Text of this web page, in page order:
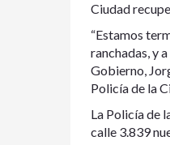
Ciudad
“Estamos
ranchadas, y
Gobierno,
Policía de la
La Policía de
calle 3.839